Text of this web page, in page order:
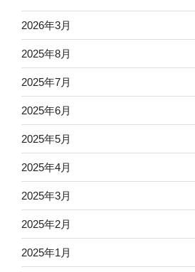
2026年3月
2025年8月
2025年7月
2025年6月
2025年5月
2025年4月
2025年3月
2025年2月
2025年1月